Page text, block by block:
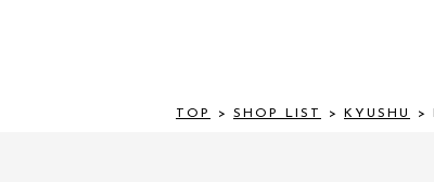
TOP > SHOP LIST > KYUSHU >